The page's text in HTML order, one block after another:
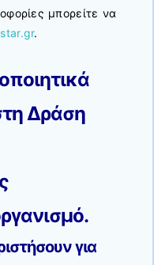
μπορείτε να
.
Δράση
για